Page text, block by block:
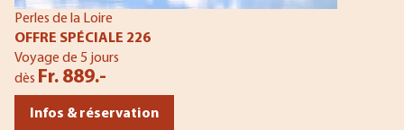
Perles de la Loire
OFFRE SPÉCIALE 226
Voyage de 5 jours
dès Fr. 889.-
Infos & réservation